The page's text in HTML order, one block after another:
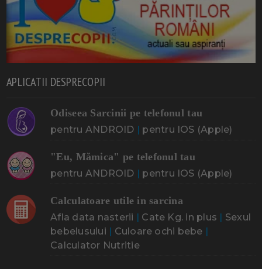
APLICATII DESPRECOPII
Odiseea Sarcinii pe telefonul tau
pentru ANDROID | pentru IOS (Apple)
"Eu, Mămica" pe telefonul tau
pentru ANDROID | pentru IOS (Apple)
Calculatoare utile in sarcina
Afla data nasterii | Cate Kg. in plus | Sexul
bebelusului | Culoare ochi bebe |
Calculator Nutritie